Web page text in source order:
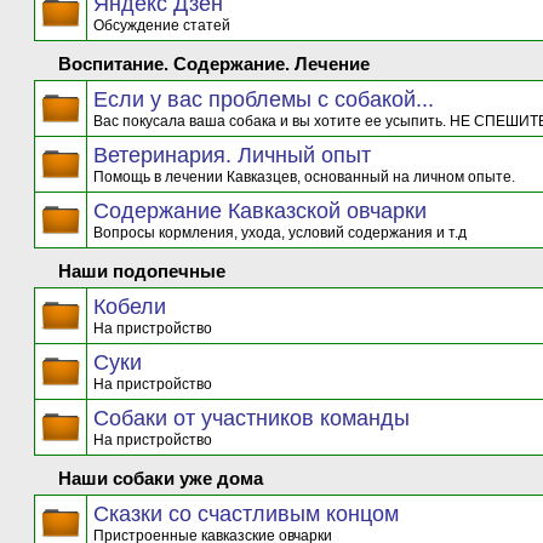
Обсуждение статей
Воспитание. Содержание. Лечение
Если у вас проблемы с собакой...
Вас покусала ваша собака и вы хотите ее усыпить. НЕ
Ветеринария. Личный опыт
Помощь в лечении Кавказцев, основанный на личном опыте.
Содержание Кавказской овчарки
Вопросы кормления, ухода, условий содержания и т.д
Наши подопечные
Кобели
На пристройство
Суки
На пристройство
Собаки от участников команды
На пристройство
Наши собаки уже дома
Сказки со счастливым концом
Пристроенные кавказские овчарки